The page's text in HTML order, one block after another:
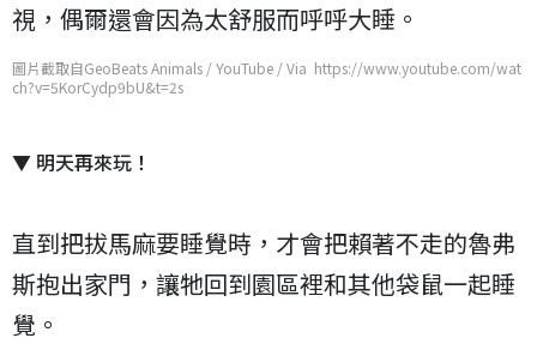
視，偶爾還會因為太舒服而呼呼大睡。
圖片截取自GeoBeats Animals / YouTube / Via https://www.youtube.com/wat
ch?v=5KorCydp9bU&t=2s
▼ 明天再來玩！
直到把拔馬麻要睡覺時，才會把賴著不走的魯弗
斯抱出家門，讓牠回到園區裡和其他袋鼠一起睡
覺。